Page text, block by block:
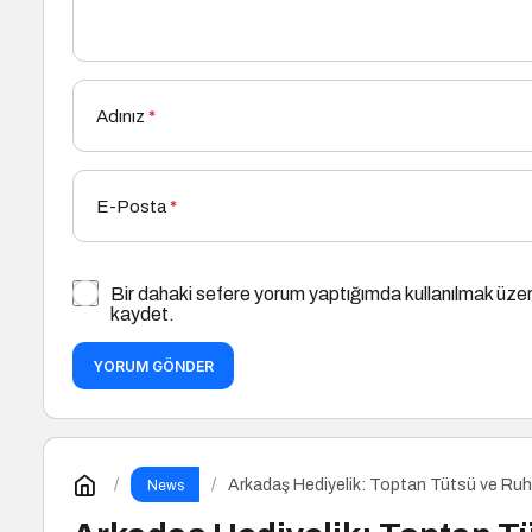
Adınız *
E-Posta*
Bir dahaki sefere yorum yaptığımda kullanılmak
kaydet.
YORUM GÖNDER
News Arkadaş Hediyelik: Toptan Tütsü ve